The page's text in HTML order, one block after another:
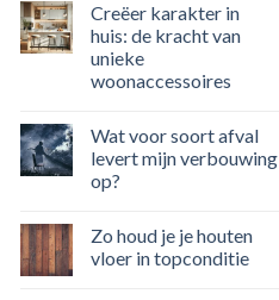
Creëer karakter in
huis: de kracht van
unieke
woonaccessoires
Wat voor soort afval
levert mijn verbouwing
op?
Zo houd je je houten
vloer in topconditie